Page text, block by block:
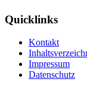
Quicklinks
Kontakt
Impressum
Datenschutz